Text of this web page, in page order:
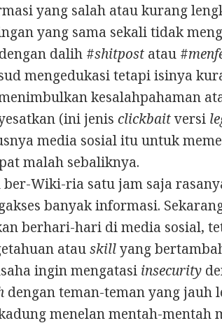
yang salah atau kurang
yang sama sekali tidak
dalih #shitpost atau #
mengedukasi tetapi isinya
kesalahpahaman
(ini jenisclickbaitversi
media sosial itu untuk
malah sebaliknya.
ber-Wiki-ria satu jam saja
banyak informasi.
berhari-hari di media sosial,
atauskillyang
ingin mengatasi insecurity
dengan teman-teman yang jauh
menelan mentah-mentah